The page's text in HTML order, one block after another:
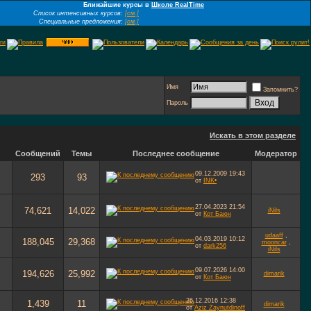
Ближайшие курсы в Школе RealTime
Список интенсивных курсов: [см.]
Специальные предложения: [см.]
Имя
Запомнить?
Пароль
Искать в этом разделе
Сообщений Темы Последнее сообщение Модератор
293 93 09.12.2009 19:43
от
INK•
74,621 14,022 27.04.2023 21:54
от Кот Баюн iNils
188,045 29,368 04.03.2019 10:12
от dark256
udaaff ,
mooncar ,
iNils
194,626 25,992 09.07.2026 14:00
от Кот Баюн dimarik
1,439 11 26.12.2016 12:38
отAziz Zaynutdinoff dimarik